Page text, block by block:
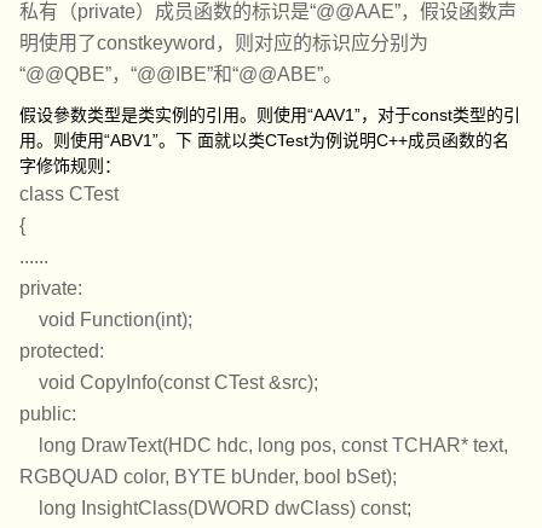
私有（private）成员函数的标识是“@@AAE”，假设函数声
明使用了constkeyword，则对应的标识应分别为
“@@QBE”，“@@IBE”和“@@ABE”。
假设參数类型是类实例的引用。则使用“AAV1”，对于const类型的引
用。则使用“ABV1”。下 面就以类CTest为例说明C++成员函数的名
字修饰规则：
class CTest
{
......
private:
void Function(int);
protected:
void CopyInfo(const CTest &src);
public:
long DrawText(HDC hdc, long pos, const TCHAR* text,
RGBQUAD color, BYTE bUnder, bool bSet);
long InsightClass(DWORD dwClass) const;